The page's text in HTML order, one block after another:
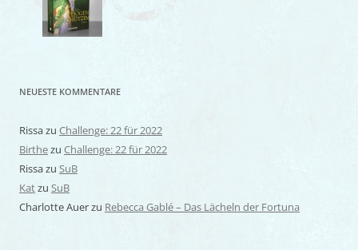
NEUESTE KOMMENTARE
Rissazu Challenge: 22 für 2022
Birthezu Challenge: 22 für 2022
Rissazu SuB
Katzu SuB
Charlotte Auerzu Rebecca Gablé – Das Lächeln der Fortuna